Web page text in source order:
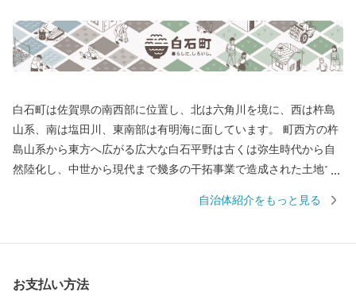
白石町は佐賀県の南西部に位置し、北は六角川を境に、西は杵島
山系、南は塩田川、東南部は有明海に面しています。 町西方の杵
島山系から東方へ広がる広大な白石平野は古くは弥生時代から自
然陸化し、中世から現代まで幾多の干拓事業で造成された土地で
好適地帯となっています。また、六角川や塩田川をはじめとする
国各地へ出荷され、品質の良さ、美味しさで好評です。 また、有
自治体紹介をもっと見る
お支払い方法